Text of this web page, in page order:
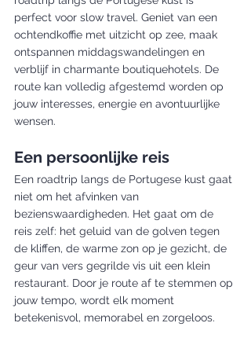
perfect voor slow travel. Geniet van een
ochtendkoffie met uitzicht op zee, maak
ontspannen middagswandelingen en
verblijf in charmante boutiquehotels. De
route kan volledig afgestemd worden op
jouw interesses, energie en avontuurlijke
wensen.
Een persoonlijke reis
Een roadtrip langs de Portugese kust gaat
niet om het afvinken van
bezienswaardigheden. Het gaat om de
reis zelf: het geluid van de golven tegen
de kliffen, de warme zon op je gezicht, de
geur van vers gegrilde vis uit een klein
restaurant. Door je route af te stemmen op
jouw tempo, wordt elk moment
betekenisvol, memorabel en zorgeloos.